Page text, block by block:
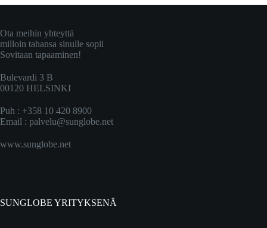
Ota meihin yhteyttä
milloin tahansa sinulle sopii
Sovitaan tapaaminen!
Bulevardi 3 B
00120 HELSINKI
Puh : +358 10 420 8900
Email : palvelu@sunglobe.net
www.sunglobe.net
SUNGLOBE YRITYKSENÄ